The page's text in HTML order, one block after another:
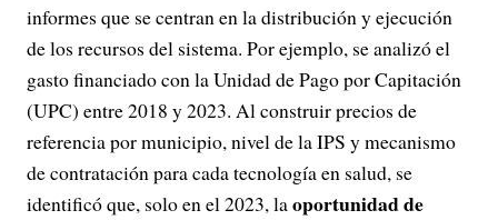
informes que se centran en la distribución y ejecución
de los recursos del sistema. Por ejemplo, se analizó el
gasto financiado con la Unidad de Pago por Capitación
(UPC) entre 2018 y 2023. Al construir precios de
referencia por municipio, nivel de la IPS y mecanismo
de contratación para cada tecnología en salud, se
identificó que, solo en el 2023, laoportunidad de